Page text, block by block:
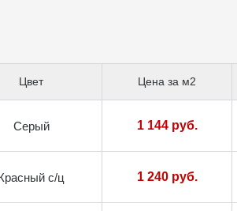
Цвет Цена за м2
Серый 1 144 руб.
с/ц 1 240 руб.